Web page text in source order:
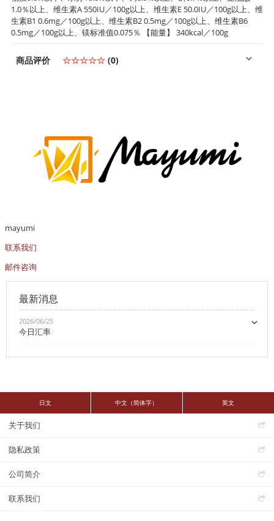
1.0％以上、维生素A 550IU／100g以上、维生素E 50.0IU／100g以上、维
生素B1 0.6mg／100g以上、维生素B2 0.5mg／100g以上、维生素B6
0.5mg／100g以上、镁标准值0.075％ 【能量】 340kcal／100g
商品评价 ☆☆☆☆☆ (0)
mayumi
联系我们
邮件咨询
最新消息
2026/06/25
今日汇率
日文 中文（简体字） 英文
关于我们
隐私政策
公司简介
联系我们